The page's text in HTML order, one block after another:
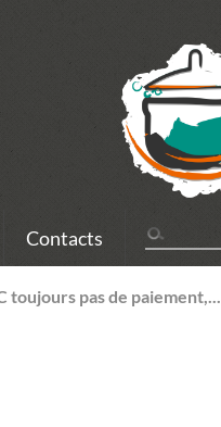
Contacts
toujours pas de paiement,...